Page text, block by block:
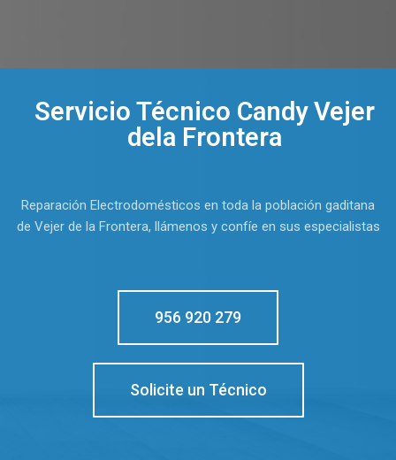
Servicio Técnico Candy Vejer
dela Frontera
Reparación Electrodomésticos en toda la población gaditana
de Vejer de la Frontera, llámenos y confíe en sus especialistas
956 920 279
Solicite un Técnico